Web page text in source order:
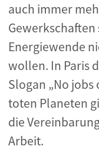
auch immer
Energiewende
wollen. In Paris
Slogan „No
toten Planeten
die
Arbeit.